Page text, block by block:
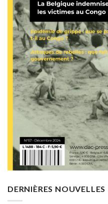
DERNIÈRES NOUVELLES